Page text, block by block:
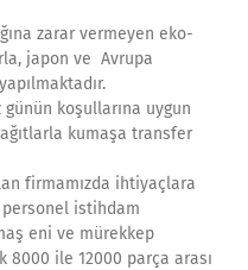
zarar vermeyen eko-
japon ve Avrupa
günün koşullarına uygun
kumaşa transfer
firmamızda ihtiyaçlara
istihdam
eni ve mürekkep
8000 ile 12000 parça arası